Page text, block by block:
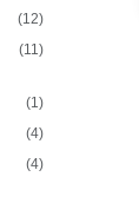
(12)
(11)
(1)
(4)
(4)